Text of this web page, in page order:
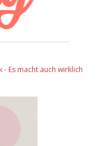
Es macht auch wirklich